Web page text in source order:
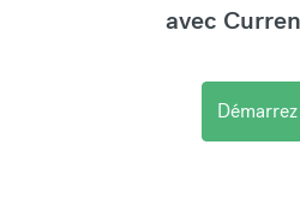
avec
Démarrez